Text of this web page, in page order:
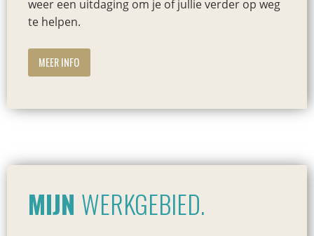
weer een uitdaging om je of jullie verder op weg
te helpen.
MEER INFO
MIJN WERKGEBIED.